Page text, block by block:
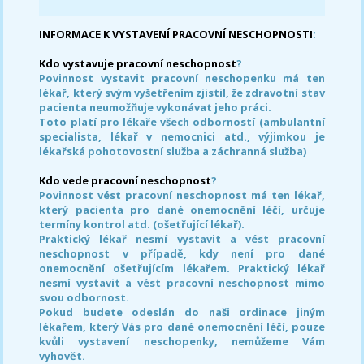
INFORMACE K VYSTAVENÍ PRACOVNÍ NESCHOPNOSTI:
Kdo vystavuje pracovní neschopnost?
Povinnost vystavit pracovní neschopenku má ten
lékař, který svým vyšetřením zjistil, že zdravotní stav
pacienta neumožňuje vykonávat jeho práci.
Toto platí pro lékaře všech odborností (ambulantní
specialista, lékař v nemocnici atd., výjimkou je
lékařská pohotovostní služba a záchranná služba)
Kdo vede pracovní neschopnost?
Povinnost vést pracovní neschopnost má ten lékař,
který pacienta pro dané onemocnění léčí, určuje
termíny kontrol atd. (ošetřující lékař).
Praktický lékař nesmí vystavit a vést pracovní
neschopnost v případě, kdy není pro dané
onemocnění ošetřujícím lékařem. Praktický lékař
nesmí vystavit a vést pracovní neschopnost mimo
svou odbornost.
Pokud budete odeslán do naši ordinace jiným
lékařem, který Vás pro dané onemocnění léčí, pouze
kvůli vystavení neschopenky, nemůžeme Vám
vyhovět.